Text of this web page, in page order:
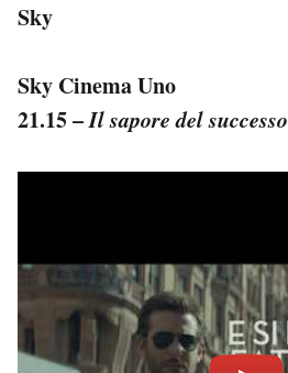
Sky
Sky Cinema Uno
21.15 –Il sapore del successo